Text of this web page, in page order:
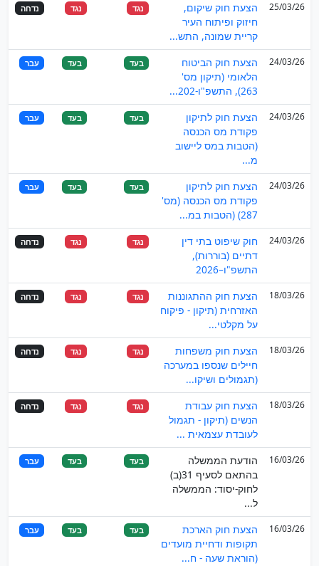
25/03/26
הצעת חוק שיקום,
חיזוק ופיתוח העיר
קריית שמונה, התש...
נגד נגד נדחה
24/03/26
הצעת חוק הביטוח
הלאומי (תיקון מס'
263), התשפ"ו-202...
בעד בעד עבר
24/03/26
הצעת חוק לתיקון
פקודת מס הכנסה
(הטבות במס ליישוב
מ...
בעד בעד עבר
24/03/26
הצעת חוק לתיקון
פקודת מס הכנסה (מס'
287) (הטבות במ...
בעד בעד עבר
24/03/26
חוק שיפוט בתי דין
דתיים (בוררות),
התשפ"ו–2026
נגד נגד נדחה
18/03/26
הצעת חוק ההתגוננות
האזרחית (תיקון - פיקוח
על מקלטי...
נגד נגד נדחה
18/03/26
הצעת חוק משפחות
חיילים שנספו במערכה
(תגמולים ושיקו...
נגד נגד נדחה
18/03/26
הצעת חוק עבודת
הנשים (תיקון - תגמול
לעובדת עצמאית ...
נגד נגד נדחה
16/03/26
הודעת הממשלה
בהתאם לסעיף 31(ב)
לחוק-יסוד: הממשלה
ל...
בעד בעד עבר
16/03/26
הצעת חוק הארכת
תקופות ודחיית מועדים
(הוראת שעה - ח...
בעד בעד עבר